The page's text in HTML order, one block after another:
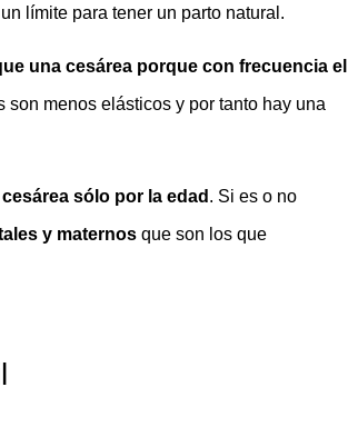
límite para tener un parto natural.
una cesárea porque con frecuencia el
son menos elásticos y por tanto hay una
sólo por la edad . Si es o no
y maternos que son los que